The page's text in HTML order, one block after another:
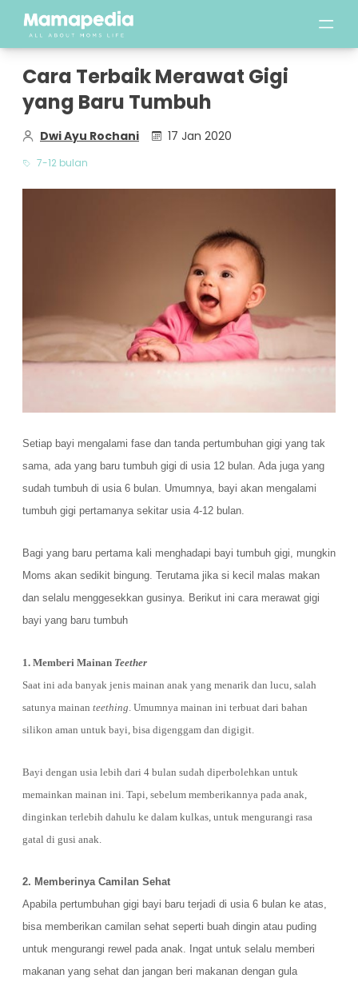
Cara Terbaik Merawat Gigi
yang Baru Tumbuh
Dwi Ayu Rochani 17 Jan 2020
7-12 bulan
Setiap bayi mengalami fase dan tanda pertumbuhan gigi yang tak
sama, ada yang baru tumbuh gigi di usia 12 bulan. Ada juga yang
sudah tumbuh di usia 6 bulan. Umumnya, bayi akan mengalami
tumbuh gigi pertamanya sekitar usia 4-12 bulan.
Bagi yang baru pertama kali menghadapi bayi tumbuh gigi, mungkin
Moms akan sedikit bingung. Terutama jika si kecil malas makan
dan selalu menggesekkan gusinya. Berikut ini cara merawat gigi
bayi yang baru tumbuh
1. Memberi Mainan Teether
Saat ini ada banyak jenis mainan anak yang menarik dan lucu, salah
satunya mainan teething. Umumnya mainan ini terbuat dari bahan
silikon aman untuk bayi, bisa digenggam dan digigit.
Bayi dengan usia lebih dari 4 bulan sudah diperbolehkan untuk
memainkan mainan ini. Tapi, sebelum memberikannya pada anak,
dinginkan terlebih dahulu ke dalam kulkas, untuk mengurangi rasa
gatal di gusi anak.
2. Memberinya Camilan Sehat
Apabila pertumbuhan gigi bayi baru terjadi di usia 6 bulan ke atas,
bisa memberikan camilan sehat seperti buah dingin atau puding
untuk mengurangi rewel pada anak. Ingat untuk selalu memberi
makanan yang sehat dan jangan beri makanan dengan gula